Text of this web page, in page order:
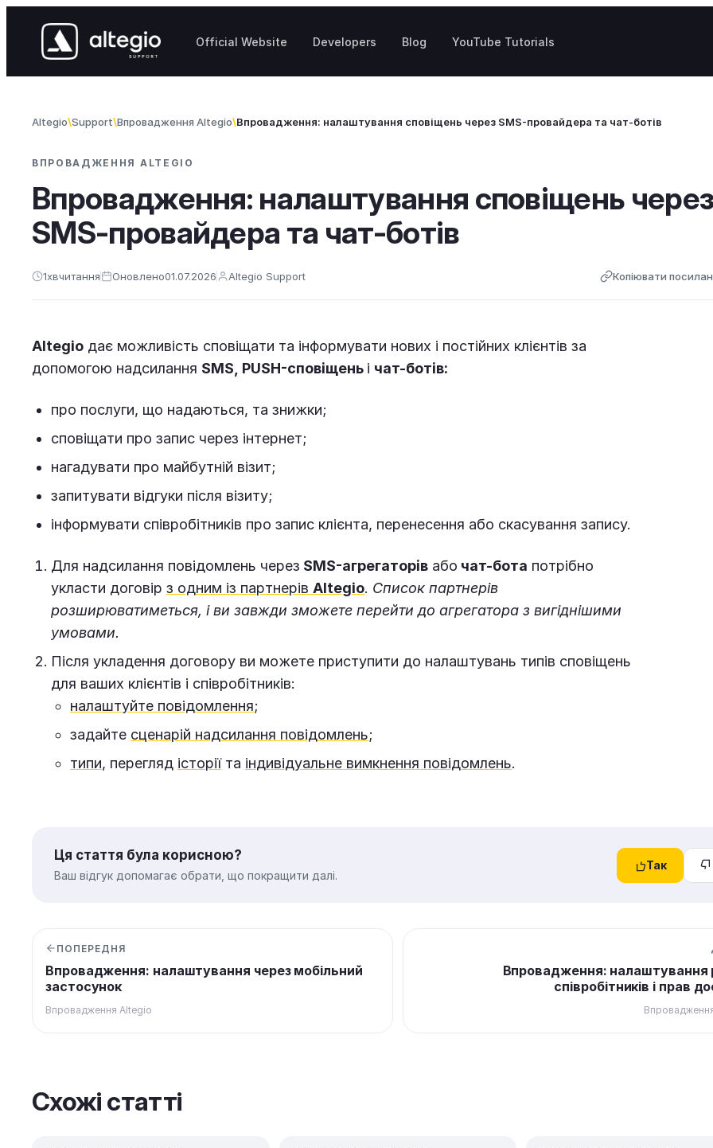
Official Website Developers Blog YouTube Tutorials
Altegio Support Впровадження Altegio Впровадження: налаштування сповіщень через SMS-провайдера та чат-ботів
ВПРОВАДЖЕННЯ ALTEGIO
Впровадження: налаштування сповіщень
SMS-провайдера та чат-ботів
1хвчитання Оновлено01.07.2026 Altegio Support Копіювати
Altegio дає можливість сповіщати та інформувати нових і постійних клієнтів за
допомогою надсилання SMS, PUSH-сповіщень і чат-ботів:
про послуги, що надаються, та знижки;
сповіщати про запис через інтернет;
нагадувати про майбутній візит;
запитувати відгуки після візиту;
інформувати співробітників про запис клієнта, перенесення або скасування запису.
Для надсилання повідомлень через SMS-агрегаторів або чат-бота потрібно
укласти договір з одним із партнерів Altegio. Список партнерів
розширюватиметься, і ви завжди зможете перейти до агрегатора з вигіднішими
умовами.
Після укладення договору ви можете приступити до налаштувань типів сповіщень
для ваших клієнтів і співробітників:
налаштуйте повідомлення;
задайте сценарій надсилання повідомлень;
типи, перегляд історіїта індивідуальне вимкнення повідомлень.
Ця стаття була корисною?
Ваш відгук допомагає обрати, що покращити далі.
Так
ПОПЕРЕДНЯ
Впровадження: налаштування через мобільний
застосунок
Впровадження Altegio
Впровадження: налаштування
співробітників і прав
Схожі статті